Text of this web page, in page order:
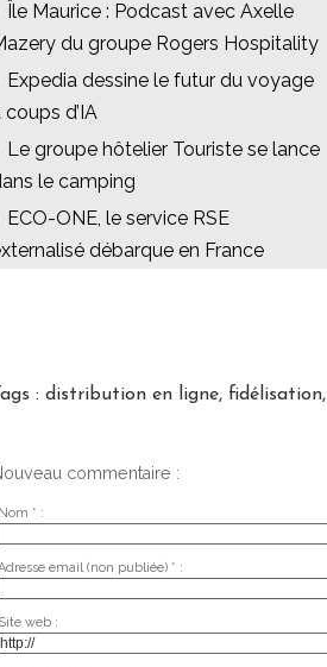
Île Maurice : Podcast avec Axelle
du groupe Rogers Hospitality
Expedia dessine le futur du voyage
coups d’IA
Le groupe hôtelier Touriste se lance
le camping
ECO-ONE, le service RSE
débarque en France
Tags : distribution en ligne, fidélisation,
commentaire :
Nom * :
email (non publiée) * :
Site web :